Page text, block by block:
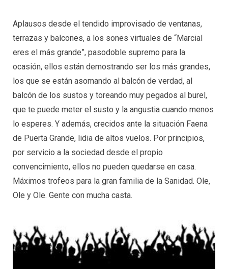
Aplausos desde el tendido improvisado de ventanas,
terrazas y balcones, a los sones virtuales de “Marcial
eres el más grande”, pasodoble supremo para la
ocasión, ellos están demostrando ser los más grandes,
los que se están asomando al balcón de verdad, al
balcón de los sustos y toreando muy pegados al burel,
que te puede meter el susto y la angustia cuando menos
lo esperes. Y además, crecidos ante la situación Faena
de Puerta Grande, lidia de altos vuelos. Por principios,
por servicio a la sociedad desde el propio
convencimiento, ellos no pueden quedarse en casa.
Máximos trofeos para la gran familia de la Sanidad. Ole,
Ole y Ole. Gente con mucha casta.